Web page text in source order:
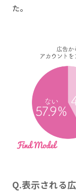
た。
Q.表示される